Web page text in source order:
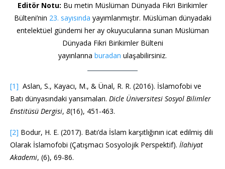
Editör Notu: Bu metin Müslüman Dünyada Fikri Birikimler
Bülteni’nin 23. sayısında yayımlanmıştır. Müslüman dünyadaki
entelektüel gündemi her ay okuyucularına sunan Müslüman
Dünyada Fikri Birikimler Bülteni
yayınlarına buradan ulaşabilirsiniz.
[1] Aslan, S., Kayacı, M., & Ünal, R. R. (2016). İslamofobi ve
Batı dünyasındaki yansımaları. Dicle Üniversitesi Sosyol Bilimler
Enstitüsü Dergisi, 8(16), 451-463.
[2] Bodur, H. E. (2017). Batı’da İslam karşıtlığının icat edilmiş dili
Olarak İslamofobi (Çatışmacı Sosyolojik Perspektif). İlahiyat
Akademi, (6), 69-86.